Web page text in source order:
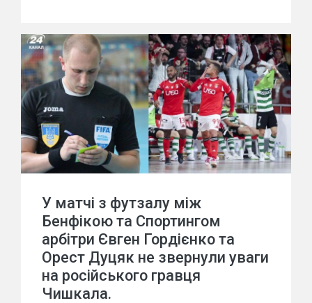
У матчі з футзалу між
Бенфікою та Спортингом
арбітри Євген Гордієнко та
Орест Дуцяк не звернули уваги
на російського гравця
Чишкала.